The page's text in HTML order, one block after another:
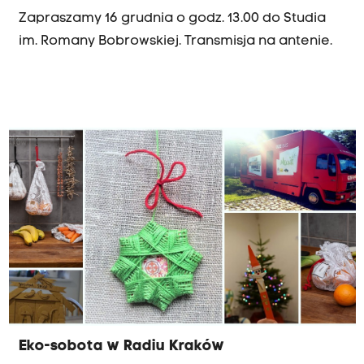
Zapraszamy 16 grudnia o godz. 13.00 do Studia
im. Romany Bobrowskiej. Transmisja na antenie.
Eko-sobota w Radiu Kraków